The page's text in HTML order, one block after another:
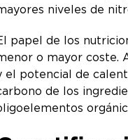
niveles de
papel de los
o mayor coste.
el potencial de
de los